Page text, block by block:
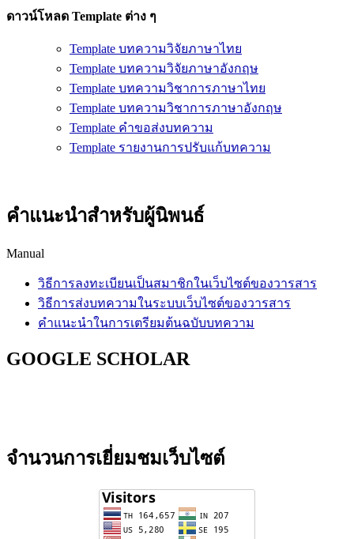
ดาวน์โหลด Template ต่าง ๆ
Template บทความวิจัยภาษาไทย
Template บทความวิจัยภาษาอังกฤษ
Template บทความวิชาการภาษาไทย
Template บทความวิชาการภาษาอังกฤษ
Template คำขอส่งบทความ
Template รายงานการปรับแก้บทความ
คำแนะนำสำหรับผู้นิพนธ์
Manual
วิธีการลงทะเบียนเป็นสมาชิกในเว็บไซต์ของวารสาร
วิธีการส่งบทความในระบบเว็บไซต์ของวารสาร
คำแนะนำในการเตรียมต้นฉบับบทความ
GOOGLE SCHOLAR
จำนวนการเยี่ยมชมเว็บไซต์